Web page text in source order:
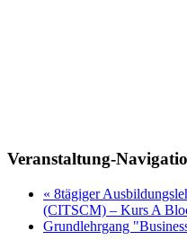
Veranstaltung-
« 8tägiger
(CITSCM) – Kurs A
Grundlehrgang